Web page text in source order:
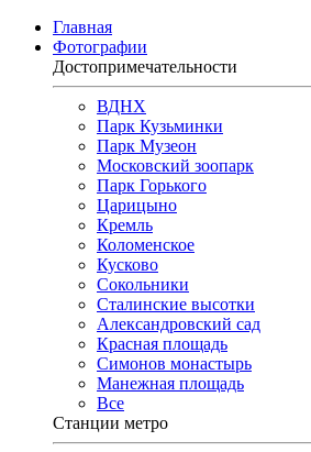
Главная
Фотографии
Достопримечательности
ВДНХ
Парк Кузьминки
Парк Музеон
Московский зоопарк
Парк Горького
Царицыно
Кремль
Коломенское
Кусково
Сокольники
Сталинские высотки
Александровский сад
Красная площадь
Симонов монастырь
Манежная площадь
Все
Станции метро